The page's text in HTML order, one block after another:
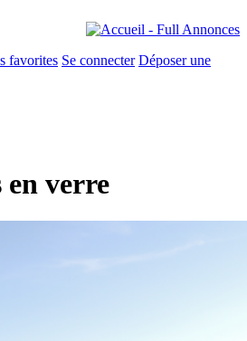
favorites Se connecter Déposer une
en verre